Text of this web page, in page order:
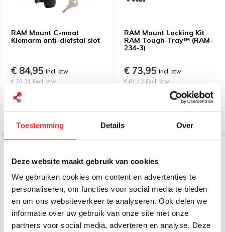
Toestemming Details Over
Deze website maakt gebruik van cookies
We gebruiken cookies om content en advertenties te
personaliseren, om functies voor social media te bieden
en om ons websiteverkeer te analyseren. Ook delen we
informatie over uw gebruik van onze site met onze
partners voor social media, adverteren en analyse. Deze
RAM Mount C-maat
Klemarm anti-diefstal slot
€ 84,95 Incl. btw
€ 70,21 Excl. btw
RAM Mount Locking Kit
RAM Tough-Tray™ (RAM-
234-3)
€ 73,95 Incl. btw
€ 61,12 Excl. btw